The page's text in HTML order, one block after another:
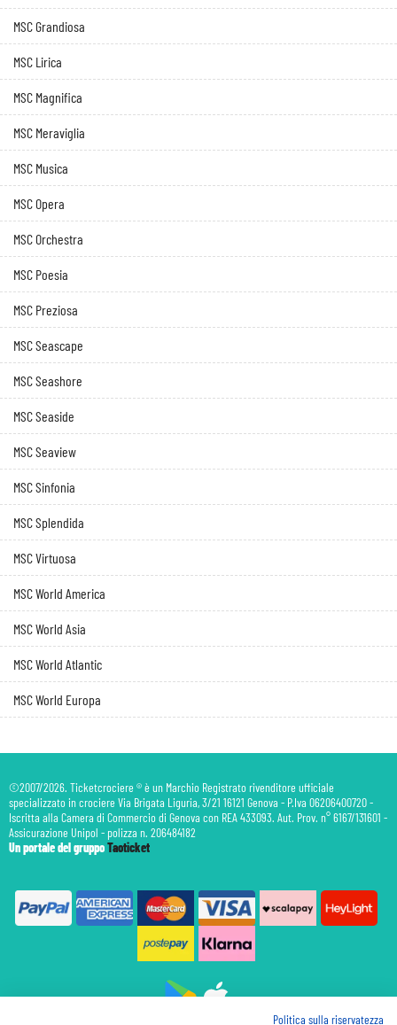
MSC Grandiosa
MSC Lirica
MSC Magnifica
MSC Meraviglia
MSC Musica
MSC Opera
MSC Orchestra
MSC Poesia
MSC Preziosa
MSC Seascape
MSC Seashore
MSC Seaside
MSC Seaview
MSC Sinfonia
MSC Splendida
MSC Virtuosa
MSC World America
MSC World Asia
MSC World Atlantic
MSC World Europa
©2007/2026. Ticketcrociere ® è un Marchio Registrato rivenditore ufficiale
specializzato in crociere Via Brigata Liguria, 3/21 16121 Genova - P.Iva 06206400720 -
Iscritta alla Camera di Commercio di Genova con REA 433093. Aut. Prov. n° 6167/131601 -
Assicurazione Unipol - polizza n. 206484182
Un portale del gruppoTaoticket
Politica sulla riservatezza